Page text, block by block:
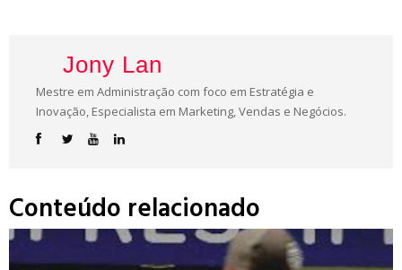
Jony Lan
Mestre em Administração com foco em Estratégia e
Inovação, Especialista em Marketing, Vendas e Negócios.
Conteúdo relacionado